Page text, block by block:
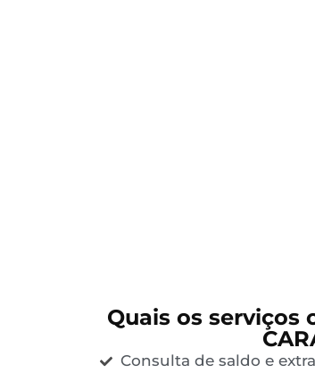
Quais os serviços
Consulta de saldo e